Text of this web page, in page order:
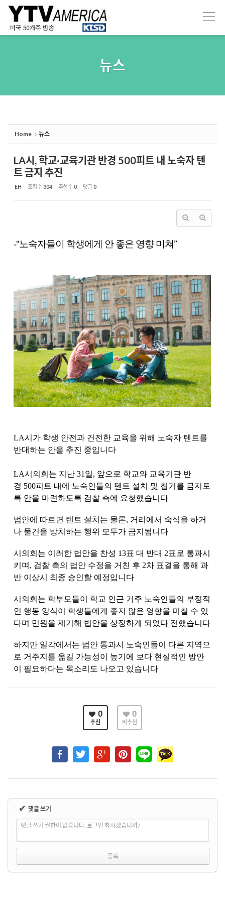
뉴스
Home 뉴스
LA시, 학교·교육기관 반경 500피트 내 노숙자 텐
트 금지 추진
EH 조회 수304 추천 수0 댓글0
-“노숙자들이 학생에게 안 좋은 영향 미쳐”
LA시가 학생 안전과 건전한 교육을 위해 노숙자 텐트를
반대하는 안을 추진 중입니다
LA시의회는 지난 31 일, 앞으로 학교와 교육기관 반
경 500피트 내에 노숙인들의 텐트 설치 및 칩거를 금지토
록 안을 마련하도록 검찰 측에 요청했습니다
법안에 따르면 텐트 설치는 물론, 거리에서 숙식을 하거
나 물건을 방치하는 행위 모두가 금지됩니다
시의회는 이러한 법안을 찬성 13표 대 반대 2표로 통과시
키며 , 검찰 측의 법안 수정을 거친 후 2차 표결을 통해 과
반 이상시 최종 승인할 예정입니다
시의회는 학부모들이 학교 인근 거주 노숙인들의 부정적
인 행동 양식이 학생들에게 좋지 않은 영향을 미칠 수 있
다며 민원을 제기해 법안을 상정하게 되었다 전했습니다
하지만 일각에서는 법안 통과시 노숙인들이 다른 지역으
로 거주지를 옮길 가능성이 높기에 보다 현실적인 방안
이 필요하다는 목소리도 나오고 있습니다
0
추천
0
비추천
✔ 댓글 쓰기
댓글 쓰기 권한이 없습니다. 로그인 하시겠습니까?